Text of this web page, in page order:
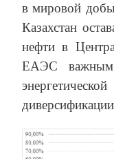
в мировой
Казахстан
нефти в
ЕАЭС важным